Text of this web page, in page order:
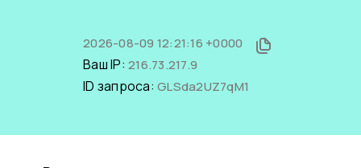
2026-08-09 12:21:16 +0000
Ваш IP: 216.73.217.9
ID запроса: GLSda2UZ7qM1